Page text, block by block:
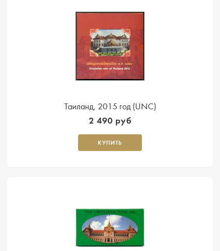
Таиланд, 2015 год (UNC)
2 490 руб
КУПИТЬ